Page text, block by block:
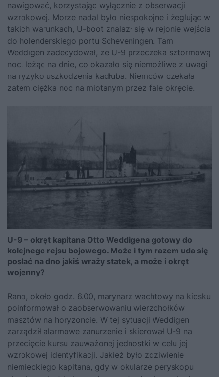
nawigować, korzystając wyłącznie z obserwacji
wzrokowej. Morze nadal było niespokojne i żeglując w
takich warunkach, U-boot znalazł się w rejonie wejścia
do holenderskiego portu Scheveningen. Tam
Weddigen zadecydował, że U-9 przeczeka sztormową
noc, leżąc na dnie, co okazało się niemożliwe z uwagi
na ryzyko uszkodzenia kadłuba. Niemców czekała
zatem ciężka noc na miotanym przez fale okręcie.
U-9 – okręt kapitana Otto Weddigena gotowy do
kolejnego rejsu bojowego. Może i tym razem uda się
posłać na dno jakiś wraży statek, a może i okręt
wojenny?
Rano, około godz. 6.00, marynarz wachtowy na kiosku
poinformował o zaobserwowaniu wierzchołków
masztów na horyzoncie. W tej sytuacji Weddigen
zarządził alarmowe zanurzenie i skierował U-9 na
przecięcie kursu zauważonej jednostki w celu jej
wzrokowej identyfikacji. Jakież było zdziwienie
niemieckiego kapitana, gdy w okularze peryskopu